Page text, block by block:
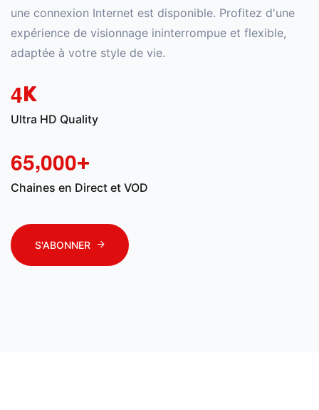
une connexion Internet est disponible. Profitez d'une
expérience de visionnage ininterrompue et flexible,
adaptée à votre style de vie.
4K
Ultra HD Quality
65,000+
Chaines en Direct et VOD
S'ABONNER